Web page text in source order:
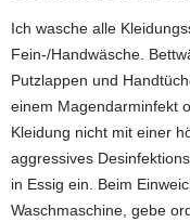
Ich wasche alle
Fein-/Handwäsche.
Putzlappen und
einem Magendarminfekt
Kleidung nicht mit einer
aggressives
in Essig ein. Beim
Waschmaschine, gebe